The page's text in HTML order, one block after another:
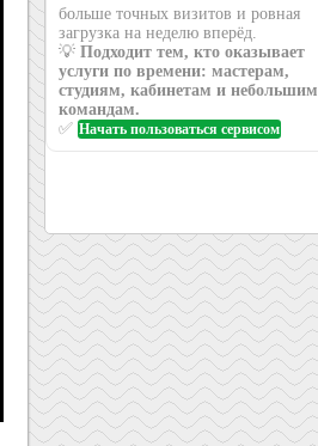
больше точных визитов и ровная
загрузка на неделю вперёд.
💡 Подходит тем, кто оказывает
услуги по времени: мастерам,
студиям, кабинетам и небольшим
командам.
✅ Начать пользоваться сервисом